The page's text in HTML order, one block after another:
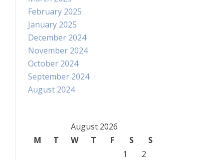
February 2025
January 2025
December 2024
November 2024
October 2024
September 2024
August 2024
August 2026
M
T W T F S
S
1
2